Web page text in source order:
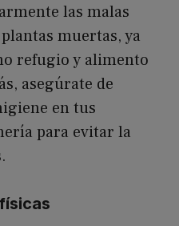
las malas
muertas, ya
refugio y alimento
asegúrate de
en tus
para evitar la